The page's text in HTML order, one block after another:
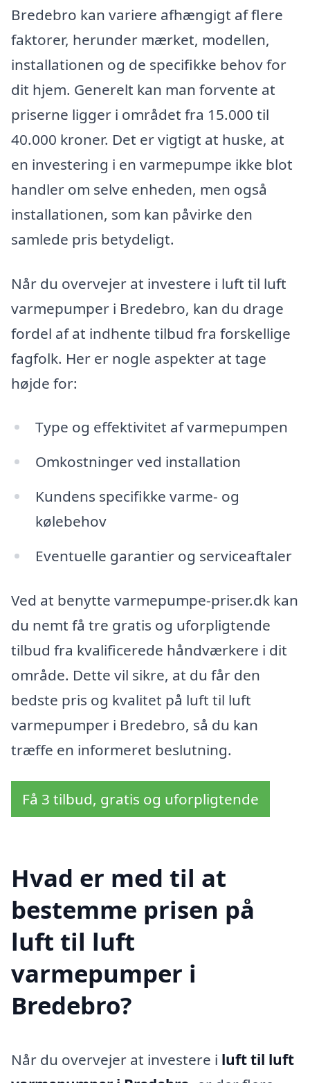
Bredebro kan variere afhængigt af flere
faktorer, herunder mærket, modellen,
installationen og de specifikke behov for
dit hjem. Generelt kan man forvente at
priserne ligger i området fra 15.000 til
40.000 kroner. Det er vigtigt at huske, at
en investering i en varmepumpe ikke blot
handler om selve enheden, men også
installationen, som kan påvirke den
samlede pris betydeligt.
Når du overvejer at investere i luft til luft
varmepumper i Bredebro, kan du drage
fordel af at indhente tilbud fra forskellige
fagfolk. Her er nogle aspekter at tage
højde for:
Type og effektivitet af varmepumpen
Omkostninger ved installation
Kundens specifikke varme- og
kølebehov
Eventuelle garantier og serviceaftaler
Ved at benytte varmepumpe-priser.dk kan
du nemt få tre gratis og uforpligtende
tilbud fra kvalificerede håndværkere i dit
område. Dette vil sikre, at du får den
bedste pris og kvalitet på luft til luft
varmepumper i Bredebro, så du kan
træffe en informeret beslutning.
Få 3 tilbud, gratis og uforpligtende
Hvad er med til at
bestemme prisen på
luft til luft
varmepumper i
Bredebro?
Når du overvejer at investere i luft til luft